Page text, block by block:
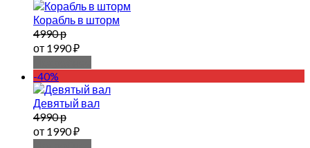
Корабль в шторм
4990 р
от 1990 ₽
-40%
Девятый вал
4990 р
от 1990 ₽